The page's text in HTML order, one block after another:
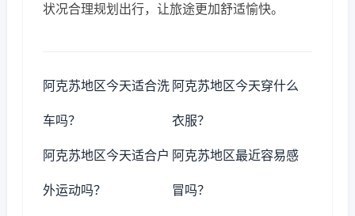
状况合理规划出行，让旅途更加舒适愉快。
阿克苏地区今天适合洗
车吗？
阿克苏地区今天穿什么
衣服？
阿克苏地区今天适合户
外运动吗？
阿克苏地区最近容易感
冒吗？